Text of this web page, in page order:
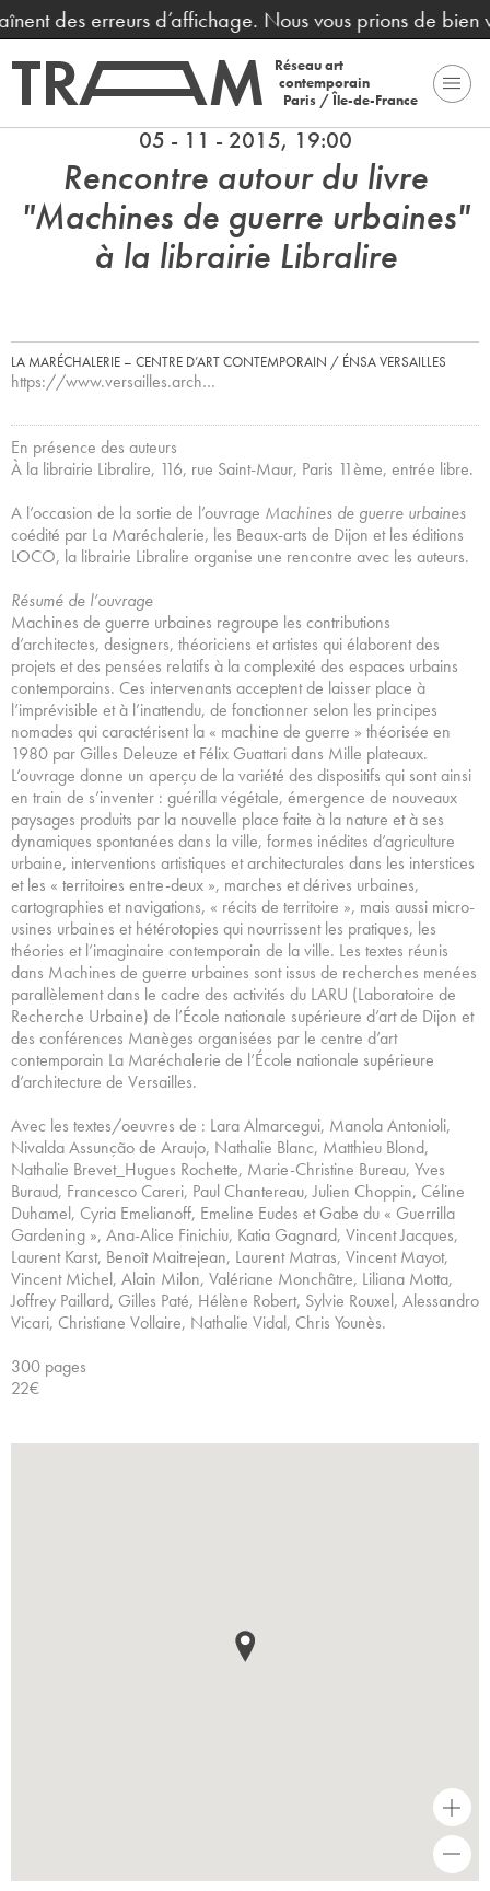
des erreurs d’affichage. Nous vous prions de bien
Réseau art
contemporain
Paris / Île-de-France
05 - 11 - 2015, 19:00
Rencontre autour du livre
"Machines de guerre urbaines"
à la librairie Libralire
LA MARÉCHALERIE – CENTRE D’ART CONTEMPORAIN / ÉNSA VERSAILLES
https://www.versailles.arch…
En présence des auteurs
À la librairie Libralire, 116, rue Saint-Maur, Paris 11ème, entrée libre.
A l’occasion de la sortie de l’ouvrage Machines de guerre urbaines
coédité par La Maréchalerie, les Beaux-arts de Dijon et les éditions
LOCO, la librairie Libralire organise une rencontre avec les auteurs.
Résumé de l’ouvrage
Machines de guerre urbaines regroupe les contributions
d’architectes, designers, théoriciens et artistes qui élaborent des
projets et des pensées relatifs à la complexité des espaces urbains
contemporains. Ces intervenants acceptent de laisser place à
l’imprévisible et à l’inattendu, de fonctionner selon les principes
nomades qui caractérisent la « machine de guerre » théorisée en
1980 par Gilles Deleuze et Félix Guattari dans Mille plateaux.
L’ouvrage donne un aperçu de la variété des dispositifs qui sont ainsi
en train de s’inventer : guérilla végétale, émergence de nouveaux
paysages produits par la nouvelle place faite à la nature et à ses
dynamiques spontanées dans la ville, formes inédites d’agriculture
urbaine, interventions artistiques et architecturales dans les interstices
et les « territoires entre-deux », marches et dérives urbaines,
cartographies et navigations, « récits de territoire », mais aussi micro-
usines urbaines et hétérotopies qui nourrissent les pratiques, les
théories et l’imaginaire contemporain de la ville. Les textes réunis
dans Machines de guerre urbaines sont issus de recherches menées
parallèlement dans le cadre des activités du LARU (Laboratoire de
Recherche Urbaine) de l’École nationale supérieure d’art de Dijon et
des conférences Manèges organisées par le centre d’art
contemporain La Maréchalerie de l’École nationale supérieure
d’architecture de Versailles.
Avec les textes/oeuvres de : Lara Almarcegui, Manola Antonioli,
Nivalda Assunção de Araujo, Nathalie Blanc, Matthieu Blond,
Nathalie Brevet_Hugues Rochette, Marie-Christine Bureau, Yves
Buraud, Francesco Careri, Paul Chantereau, Julien Choppin, Céline
Duhamel, Cyria Emelianoff, Emeline Eudes et Gabe du « Guerrilla
Gardening », Ana-Alice Finichiu, Katia Gagnard, Vincent Jacques,
Laurent Karst, Benoît Maitrejean, Laurent Matras, Vincent Mayot,
Vincent Michel, Alain Milon, Valériane Monchâtre, Liliana Motta,
Joffrey Paillard, Gilles Paté, Hélène Robert, Sylvie Rouxel, Alessandro
Vicari, Christiane Vollaire, Nathalie Vidal, Chris Younès.
300 pages
22€
+